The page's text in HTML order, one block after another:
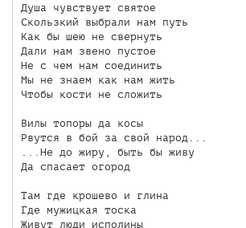
Душа чувствует святое
Скользкий выбрали нам путь
Как бы шею не свернуть
Дали нам звено пустое
Не с чем нам соединить
Мы не знаем как нам жить
Чтобы кости не сложить
Вилы топоры да косы
Рвутся в бой за свой народ...
...Не до жиру, быть бы живу
Да спасает огород
Там где крошево и глина
Где мужицкая тоска
Живут люди исполины